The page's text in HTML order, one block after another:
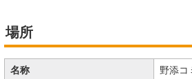
場所
名称 野添コ